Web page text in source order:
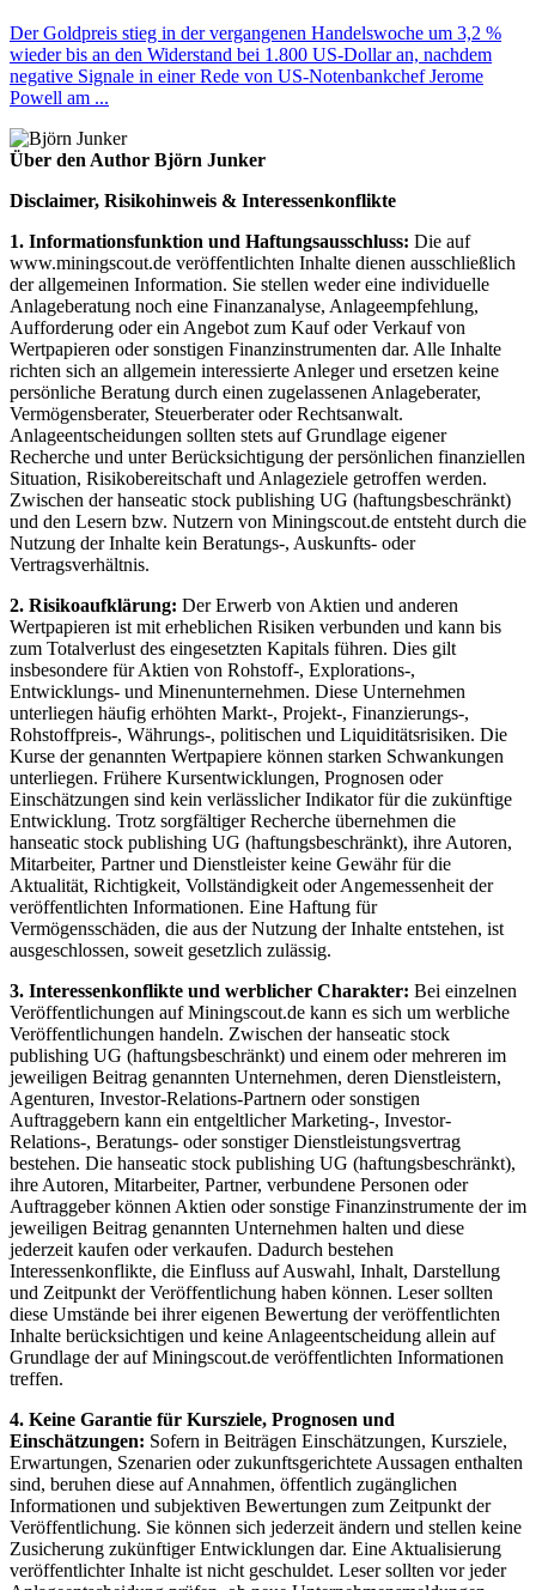
Der Goldpreis stieg in der vergangenen Handelswoche um 3,2 %
wieder bis an den Widerstand bei 1.800 US-Dollar an, nachdem
negative Signale in einer Rede von US-Notenbankchef Jerome
Powell am ...
Über den Author Björn Junker
Disclaimer, Risikohinweis & Interessenkonflikte
1. Informationsfunktion und Haftungsausschluss: Die auf
www.miningscout.de veröffentlichten Inhalte dienen ausschließlich
der allgemeinen Information. Sie stellen weder eine individuelle
Anlageberatung noch eine Finanzanalyse, Anlageempfehlung,
Aufforderung oder ein Angebot zum Kauf oder Verkauf von
Wertpapieren oder sonstigen Finanzinstrumenten dar. Alle Inhalte
richten sich an allgemein interessierte Anleger und ersetzen keine
persönliche Beratung durch einen zugelassenen Anlageberater,
Vermögensberater, Steuerberater oder Rechtsanwalt.
Anlageentscheidungen sollten stets auf Grundlage eigener
Recherche und unter Berücksichtigung der persönlichen finanziellen
Situation, Risikobereitschaft und Anlageziele getroffen werden.
Zwischen der hanseatic stock publishing UG (haftungsbeschränkt)
und den Lesern bzw. Nutzern von Miningscout.de entsteht durch die
Nutzung der Inhalte kein Beratungs-, Auskunfts- oder
Vertragsverhältnis.
2. Risikoaufklärung: Der Erwerb von Aktien und anderen
Wertpapieren ist mit erheblichen Risiken verbunden und kann bis
zum Totalverlust des eingesetzten Kapitals führen. Dies gilt
insbesondere für Aktien von Rohstoff-, Explorations-,
Entwicklungs- und Minenunternehmen. Diese Unternehmen
unterliegen häufig erhöhten Markt-, Projekt-, Finanzierungs-,
Rohstoffpreis-, Währungs-, politischen und Liquiditätsrisiken. Die
Kurse der genannten Wertpapiere können starken Schwankungen
unterliegen. Frühere Kursentwicklungen, Prognosen oder
Einschätzungen sind kein verlässlicher Indikator für die zukünftige
Entwicklung. Trotz sorgfältiger Recherche übernehmen die
hanseatic stock publishing UG (haftungsbeschränkt), ihre Autoren,
Mitarbeiter, Partner und Dienstleister keine Gewähr für die
Aktualität, Richtigkeit, Vollständigkeit oder Angemessenheit der
veröffentlichten Informationen. Eine Haftung für
Vermögensschäden, die aus der Nutzung der Inhalte entstehen, ist
ausgeschlossen, soweit gesetzlich zulässig.
3. Interessenkonflikte und werblicher Charakter: Bei einzelnen
Veröffentlichungen auf Miningscout.de kann es sich um werbliche
Veröffentlichungen handeln. Zwischen der hanseatic stock
publishing UG (haftungsbeschränkt) und einem oder mehreren im
jeweiligen Beitrag genannten Unternehmen, deren Dienstleistern,
Agenturen, Investor-Relations-Partnern oder sonstigen
Auftraggebern kann ein entgeltlicher Marketing-, Investor-
Relations-, Beratungs- oder sonstiger Dienstleistungsvertrag
bestehen. Die hanseatic stock publishing UG (haftungsbeschränkt),
ihre Autoren, Mitarbeiter, Partner, verbundene Personen oder
Auftraggeber können Aktien oder sonstige Finanzinstrumente der im
jeweiligen Beitrag genannten Unternehmen halten und diese
jederzeit kaufen oder verkaufen. Dadurch bestehen
Interessenkonflikte, die Einfluss auf Auswahl, Inhalt, Darstellung
und Zeitpunkt der Veröffentlichung haben können. Leser sollten
diese Umstände bei ihrer eigenen Bewertung der veröffentlichten
Inhalte berücksichtigen und keine Anlageentscheidung allein auf
Grundlage der auf Miningscout.de veröffentlichten Informationen
treffen.
4. Keine Garantie für Kursziele, Prognosen und
Einschätzungen: Sofern in Beiträgen Einschätzungen, Kursziele,
Erwartungen, Szenarien oder zukunftsgerichtete Aussagen enthalten
sind, beruhen diese auf Annahmen, öffentlich zugänglichen
Informationen und subjektiven Bewertungen zum Zeitpunkt der
Veröffentlichung. Sie können sich jederzeit ändern und stellen keine
Zusicherung zukünftiger Entwicklungen dar. Eine Aktualisierung
veröffentlichter Inhalte ist nicht geschuldet. Leser sollten vor jeder